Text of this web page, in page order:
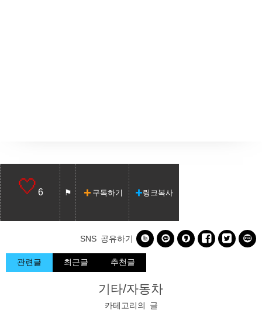
6 구독하기 링크복사
SNS 공유하기      
관련글 최근글 추천글
기타/자동차
카테고리의 글